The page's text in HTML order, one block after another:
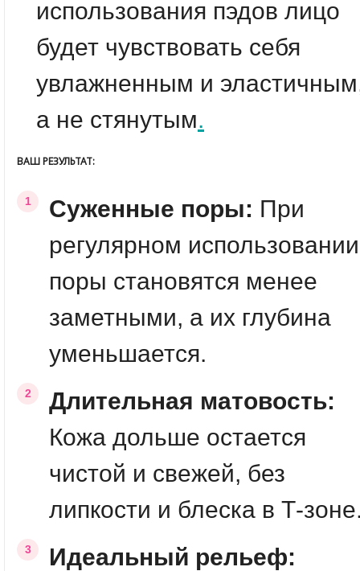
использования пэдов лицо
будет чувствовать себя
увлажненным и
а не стянутым.
ВАШ РЕЗУЛЬТАТ:
Суженные поры: При
регулярном использовании
поры становятся менее
заметными, а их глубина
уменьшается.
Длительная матовость:
Кожа дольше остается
чистой и свежей, без
липкости и блеска в Т-
Идеальный рельеф: